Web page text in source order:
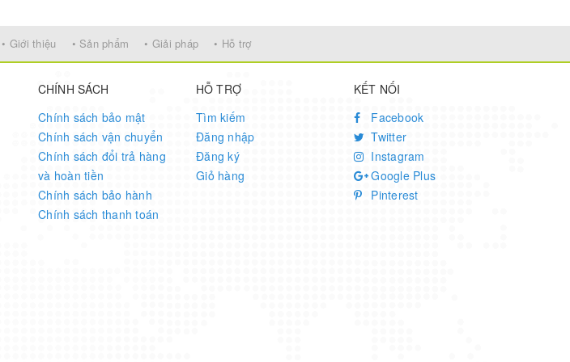
• Giới thiệu • Sản phẩm • Giải pháp • Hỗ trợ
CHÍNH SÁCH
Chính sách bảo mật
Chính sách vận chuyển
Chính sách đổi trả hàng
và hoàn tiền
Chính sách bảo hành
Chính sách thanh toán
HỖ TRỢ
Tìm kiếm
Đăng nhập
Đăng ký
Giỏ hàng
KẾT NỐI
Facebook
Twitter
Instagram
Google Plus
Pinterest